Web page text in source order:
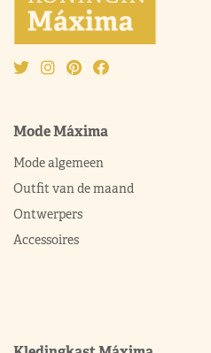
Mode Máxima
Mode algemeen
Outfit van de maand
Ontwerpers
Accessoires